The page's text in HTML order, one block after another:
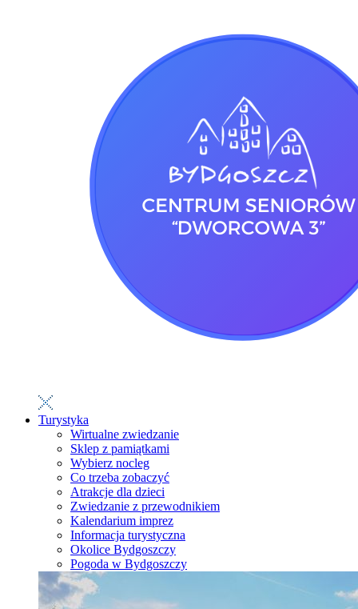
Turystyka
Wirtualne zwiedzanie
Sklep z pamiątkami
Wybierz nocleg
Co trzeba zobaczyć
Atrakcje dla dzieci
Zwiedzanie z przewodnikiem
Kalendarium imprez
Informacja turystyczna
Okolice Bydgoszczy
Pogoda w Bydgoszczy